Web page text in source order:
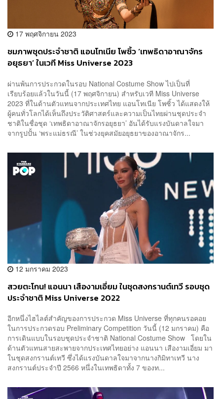
17 พฤศจิกายน 2023
ชมภาพชุดประจำชาติ แอนโทเนีย โพซิ้ว ‘เทพธิดาอาณาจักร
อยุธยา’ ในเวที Miss Universe 2023
ผ่านพ้นการประกวดในรอบ National Costume Show ไปเป็นที่
เรียบร้อยแล้วในวันนี้ (17 พฤศจิกายน) สำหรับเวที Miss Universe
2023 ที่ในด้านตัวแทนจากประเทศไทย แอนโทเนีย โพซิ้ว ได้แสดงให้
ผู้คนทั่วโลกได้เห็นถึงประวัติศาสตร์และความเป็นไทยผ่านชุดประจำ
ชาติในชื่อชุด ‘เทพธิดาอาณาจักรอยุธยา’ อันได้รับแรงบันดาลใจมา
จากรูปปั้น ‘พระแม่ธรณี’ ในช่วงยุคสมัยอยุธยาของอาณาจักร...
12 มกราคม 2023
สวยตะโกน! แอนนา เสืองามเอี่ยม ในชุดสงกรานต์เทวี รอบชุด
ประจำชาติ Miss Universe 2022
อีกหนึ่งไฮไลต์สำคัญของการประกวด Miss Universe ที่ทุกคนรอคอย
ในการประกวดรอบ Preliminary Competition วันนี้ (12 มกราคม) คือ
การเดินแบบในรอบชุดประจำชาติ National Costume Show โดยใน
ด้านตัวแทนสายสะพายจากประเทศไทยอย่าง แอนนา เสืองามเอี่ยม มา
ในชุดสงกรานต์เทวี ซึ่งได้แรงบันดาลใจมาจากนางกิมิทาเทวี นาง
สงกรานต์ประจำปี 2566 หนึ่งในเทพธิดาทั้ง 7 ของท...